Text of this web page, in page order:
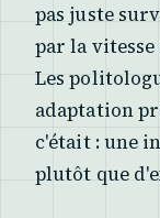
pas juste
par la
Les
adaptation
c'était : une
plutôt que